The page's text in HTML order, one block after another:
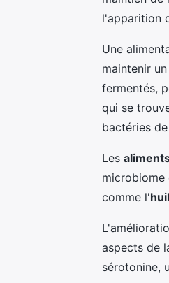
l'apparition
Une
maintenir
fermentés,
qui se
bactéries
Les
microbiome
comme l'
aspects de
sérotonine,